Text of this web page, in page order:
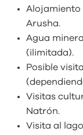
Alojamiento
Arusha.
Agua
(ilimitada).
Posible
Visitas
Natrón.
Visita al